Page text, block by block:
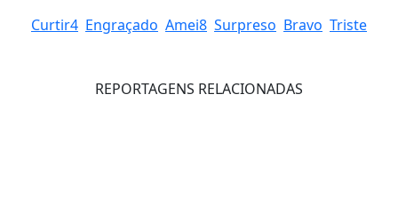
Curtir4 Engraçado Amei8 Surpreso Bravo Triste
REPORTAGENS RELACIONADAS